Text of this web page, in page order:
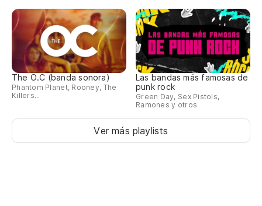
The O.C (banda sonora)
Phantom Planet, Rooney, The
Killers...
Las bandas más famosas de
punk rock
Green Day, Sex Pistols,
Ramones y otros
Ver más playlists